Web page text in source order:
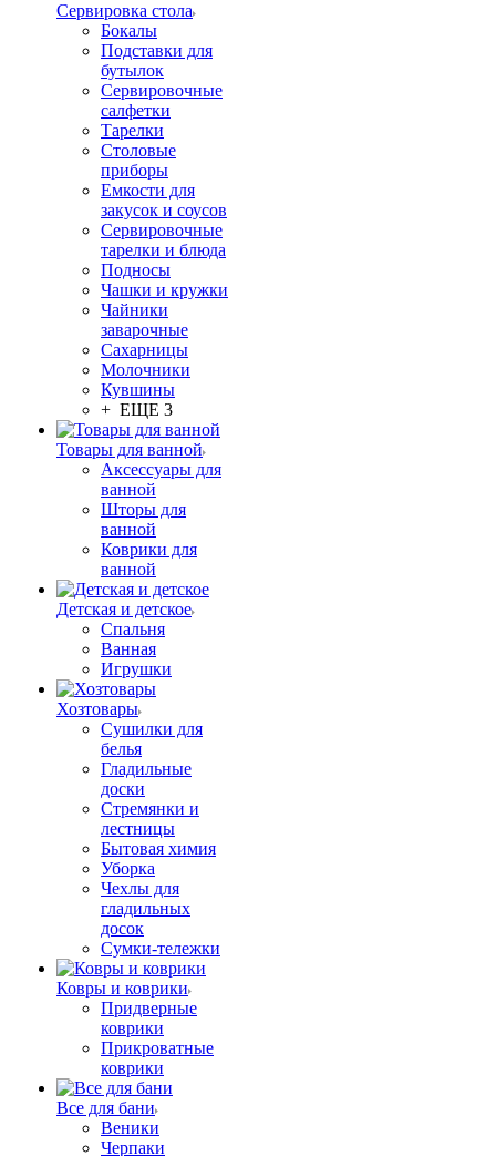
Сервировка стола
Бокалы
Подставки для
бутылок
Сервировочные
салфетки
Тарелки
Столовые
приборы
Емкости для
закусок и соусов
Сервировочные
тарелки и блюда
Подносы
Чашки и кружки
Чайники
заварочные
Сахарницы
Молочники
Кувшины
+ ЕЩЕ 3
Товары для ванной
Аксессуары для
ванной
Шторы для
ванной
Коврики для
ванной
Детская и детское
Спальня
Ванная
Игрушки
Хозтовары
Сушилки для
белья
Гладильные
доски
Стремянки и
лестницы
Бытовая химия
Уборка
Чехлы для
гладильных
досок
Сумки-тележки
Ковры и коврики
Придверные
коврики
Прикроватные
коврики
Все для бани
Веники
Черпаки